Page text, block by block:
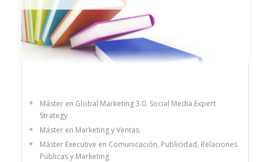
Máster en Global Marketing 3.0. Social Media Expert
Strategy
Máster en Marketing y Ventas
Máster Executive en Comunicación, Publicidad, Relaciones
Públicas y Marketing